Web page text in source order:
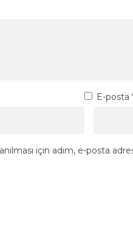
E-posta
için adım, e-posta